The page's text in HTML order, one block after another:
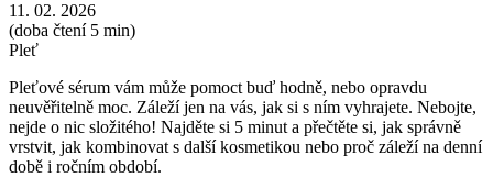
11. 02. 2026
(doba čtení 5 min)
Pleť
Pleťové sérum vám může pomoct buď hodně, nebo opravdu
neuvěřitelně moc. Záleží jen na vás, jak si s ním vyhrajete. Nebojte,
nejde o nic složitého! Najděte si 5 minut a přečtěte si, jak správně
vrstvit, jak kombinovat s další kosmetikou nebo proč záleží na denní
době i ročním období.